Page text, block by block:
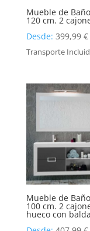
Mueble de
120 cm. 2
Desde: 399,99 €
Transporte
Mueble de
100 cm. 2
hueco con balda